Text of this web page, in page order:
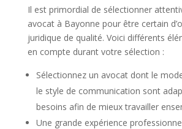
Il est primordial de sélectionner
avocat à Bayonne pour être certain
juridique de qualité. Voici différents
en compte durant votre sélection :
Sélectionnez un avocat dont le
le style de communication sont
besoins afin de mieux travailler
Une grande expérience